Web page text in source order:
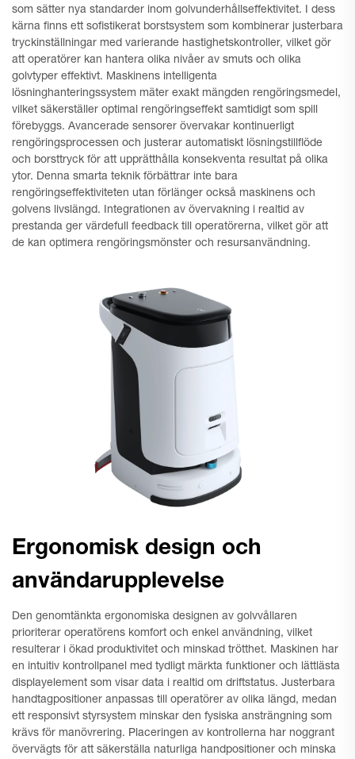
som sätter nya standarder inom golvunderhållseffektivitet. I dess
kärna finns ett sofistikerat borstsystem som kombinerar justerbara
tryckinställningar med varierande hastighetskontroller, vilket gör
att operatörer kan hantera olika nivåer av smuts och olika
golvtyper effektivt. Maskinens intelligenta
lösninghanteringssystem mäter exakt mängden rengöringsmedel,
vilket säkerställer optimal rengöringseffekt samtidigt som spill
förebyggs. Avancerade sensorer övervakar kontinuerligt
rengöringsprocessen och justerar automatiskt lösningstillflöde
och borsttryck för att upprätthålla konsekventa resultat på olika
ytor. Denna smarta teknik förbättrar inte bara
rengöringseffektiviteten utan förlänger också maskinens och
golvens livslängd. Integrationen av övervakning i realtid av
prestanda ger värdefull feedback till operatörerna, vilket gör att
de kan optimera rengöringsmönster och resursanvändning.
Ergonomisk design och
användarupplevelse
Den genomtänkta ergonomiska designen av golvvållaren
prioriterar operatörens komfort och enkel användning, vilket
resulterar i ökad produktivitet och minskad trötthet. Maskinen har
en intuitiv kontrollpanel med tydligt märkta funktioner och lättlästa
displayelement som visar data i realtid om driftstatus. Justerbara
handtagpositioner anpassas till operatörer av olika längd, medan
ett responsivt styrsystem minskar den fysiska ansträngning som
krävs för manövrering. Placeringen av kontrollerna har noggrant
övervägts för att säkerställa naturliga handpositioner och minska